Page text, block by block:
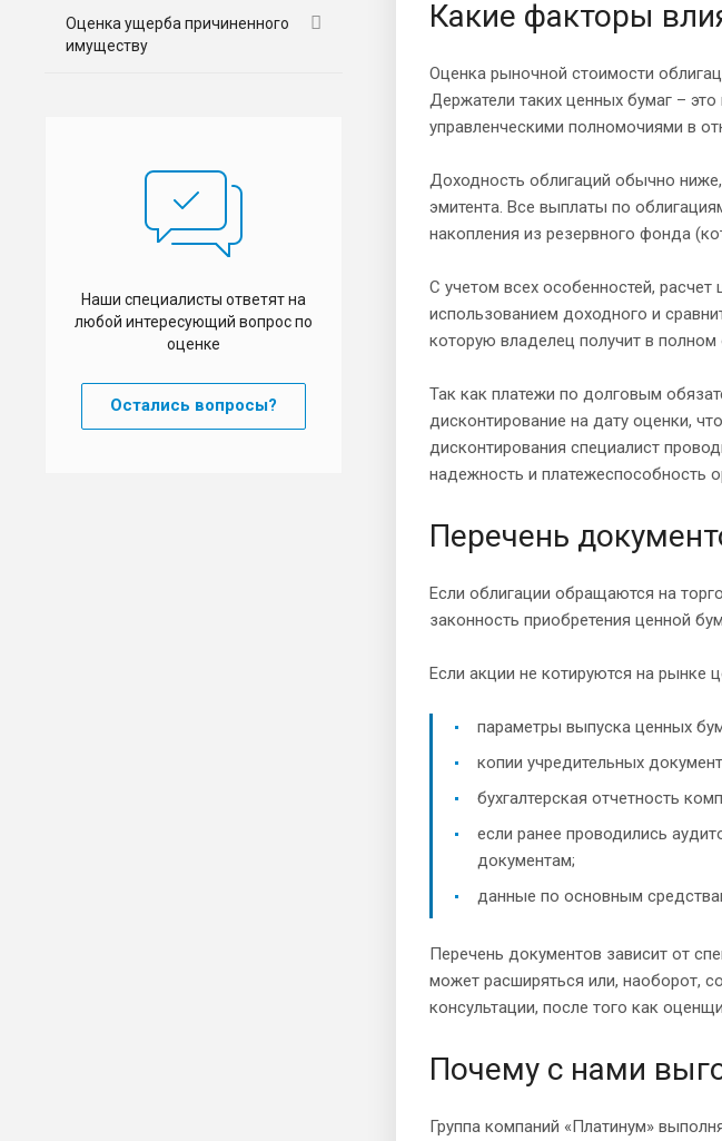
Какие факторы
Оценка рыночной стоимости
Держатели таких ценных бумаг –
управленческими полномочиями в
Доходность облигаций обычно
эмитента. Все выплаты по
накопления из резервного фонда
С учетом всех особенностей,
использованием доходного и
которую владелец получит в
Так как платежи по долговым
дисконтирование на дату оценки,
дисконтирования специалист
надежность и платежеспособность
Перечень
Если облигации обращаются на
законность приобретения ценной
Если акции не котируются на рынке
параметры выпуска ценных
копии учредительных
бухгалтерская отчетность
если ранее проводились
документам;
данные по основным
Перечень документов зависит от
может расширяться или, наоборот,
консультации, после того как
Почему с нами
Группа компаний «Платинум»
Оценка ущерба причиненного
имуществу
Наши специалисты ответят на
любой интересующий вопрос по
оценке
Остались вопросы?